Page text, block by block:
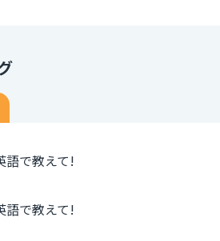
語で教えて!
語で教えて!